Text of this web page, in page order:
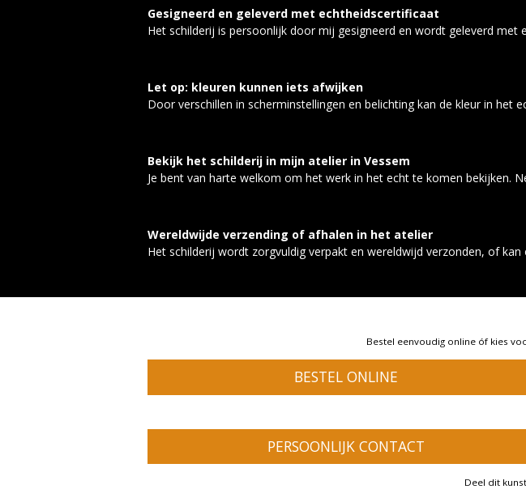
Gesigneerd en geleverd met echtheidscertificaat
Het schilderij is persoonlijk door mij gesigneerd en wordt geleverd met
Let op: kleuren kunnen iets afwijken
Door verschillen in scherminstellingen en belichting kan de kleur in het
Bekijk het schilderij in mijn atelier in Vessem
Je bent van harte welkom om het werk in het echt te komen bekijken.
Wereldwijde verzending of afhalen in het atelier
Het schilderij wordt zorgvuldig verpakt en wereldwijd verzonden, of
Bestel eenvoudig online óf kies
BESTEL ONLINE
PERSOONLIJK CONTACT
Deel dit